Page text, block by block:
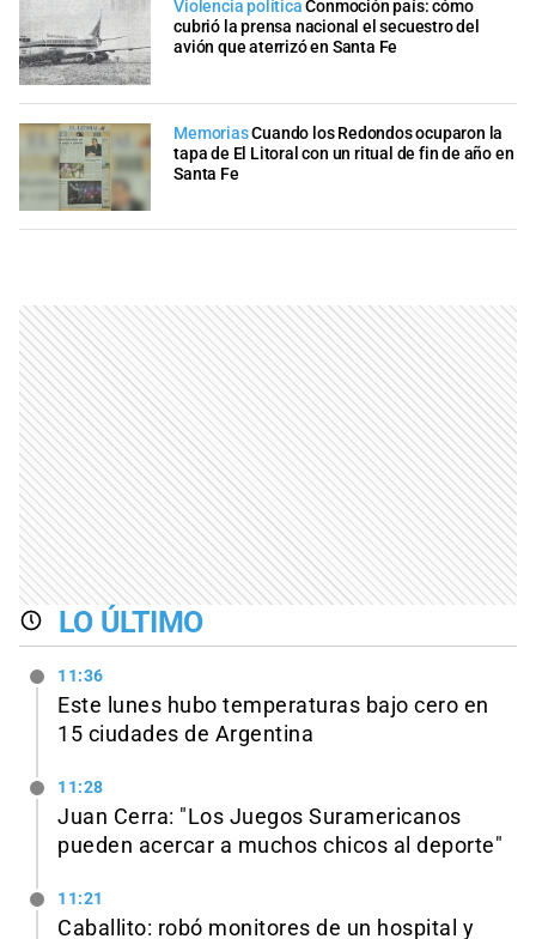
Violencia política Conmoción país: cómo
cubrió la prensa nacional el secuestro del
avión que aterrizó en Santa Fe
MemoriasCuando los Redondos ocuparon la
tapa de El Litoral con un ritual de fin de año en
Santa Fe
LO ÚLTIMO
11:36
Este lunes hubo temperaturas bajo cero en
15 ciudades de Argentina
11:28
Juan Cerra: "Los Juegos Suramericanos
pueden acercar a muchos chicos al deporte"
11:21
Caballito: robó monitores de un hospital y